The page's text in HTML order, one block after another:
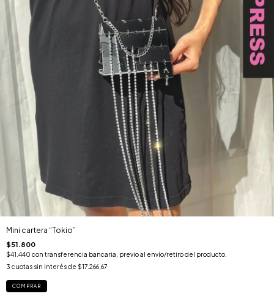
Mini cartera “Tokio”
$51.800
$41.440 con transferencia bancaria, previo al envío/retiro del producto.
3 cuotas sin interés de $17.266,67